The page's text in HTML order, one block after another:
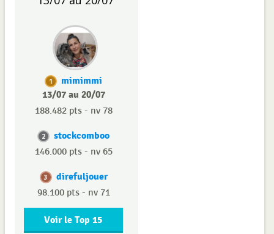
1
mimimmi
13/07 au 20/07
188.482 pts - nv 78
2 stockcomboo
146.000 pts - nv 65
3 direfuljouer
98.100 pts - nv 71
Voir le Top 15